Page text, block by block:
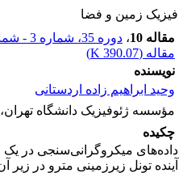
فیزیک زمین و فضا
مقاله 10
، دوره 35، شماره 3 - شماره پیاپی 306755
مقاله (390.07 K
)
نویسنده
وحید ابراهیم زاده اردستانی
مؤسسه ژئوفیزیک دانشگاه تهران،
چکیده
داده‌های میکروگرانی‌سنجی در یک
آینده تونل زیرزمینی مترو در